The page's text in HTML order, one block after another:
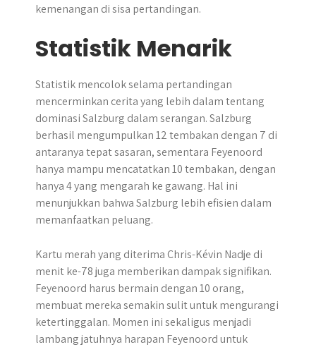
kemenangan di sisa pertandingan.
Statistik Menarik
Statistik mencolok selama pertandingan
mencerminkan cerita yang lebih dalam tentang
dominasi Salzburg dalam serangan. Salzburg
berhasil mengumpulkan 12 tembakan dengan 7 di
antaranya tepat sasaran, sementara Feyenoord
hanya mampu mencatatkan 10 tembakan, dengan
hanya 4 yang mengarah ke gawang. Hal ini
menunjukkan bahwa Salzburg lebih efisien dalam
memanfaatkan peluang.
Kartu merah yang diterima Chris-Kévin Nadje di
menit ke-78 juga memberikan dampak signifikan.
Feyenoord harus bermain dengan 10 orang,
membuat mereka semakin sulit untuk mengurangi
ketertinggalan. Momen ini sekaligus menjadi
lambang jatuhnya harapan Feyenoord untuk